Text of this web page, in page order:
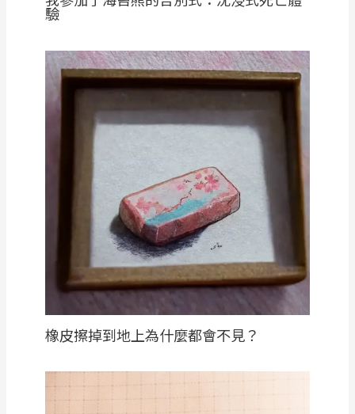
驗
橡皮擦掉到地上為什麼都會不見？